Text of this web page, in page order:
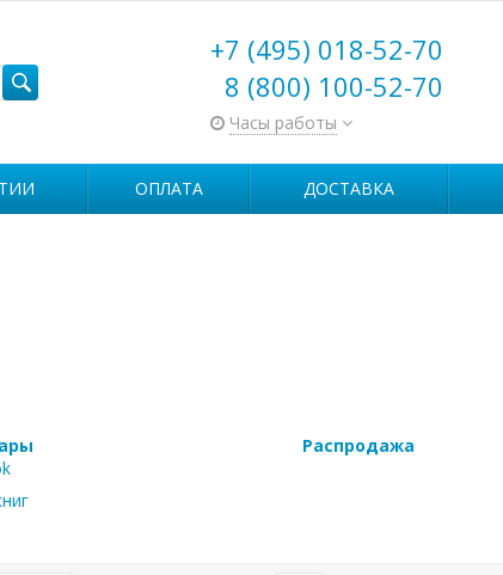
+7 (495) 018-52-70
8 (800) 100-52-70
Часы работы
ОПЛАТА ДОСТАВКА
Распродажа